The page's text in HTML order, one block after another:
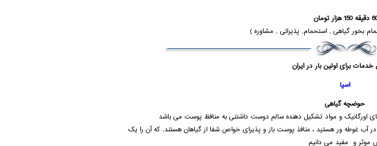
هزار تومان
بخور گیاهی , استحمام, پذیرائی , مشاوره )
خدمات برای اولین بار در ایران
اسپا
حوضچه گیاهی
اورگانیک و مواد تشکیل دهنده سالم دوست داشتنی به منافظ پوست می باشد
آب غوطه ور هستید ، منافذ پوست باز و پذیرای خواص شفا از گیاهان هستند. که آن را یک
موثر و مفید می دانیم